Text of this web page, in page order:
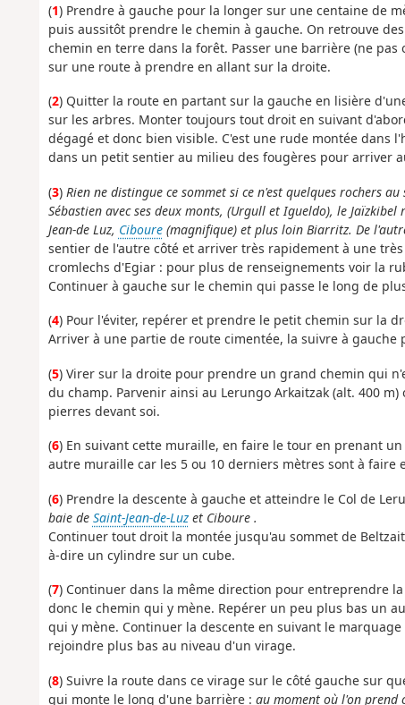
(1) Prendre à gauche pour la longer sur une centaine de
puis aussitôt prendre le chemin à gauche. On retrouve
chemin en terre dans la forêt. Passer une barrière (ne
sur une route à prendre en allant sur la droite.
(2) Quitter la route en partant sur la gauche en lisière
sur les arbres. Monter toujours tout droit en suivant
dégagé et donc bien visible. C'est une rude montée
dans un petit sentier au milieu des fougères pour arriver
(3) Rien ne distingue ce sommet si ce n'est quelques rochers
Sébastien avec ses deux monts, (Urgull et Igueldo), le
Jean-de Luz, Ciboure(magnifique) et plus loin Biarritz. De
sentier de l'autre côté et arriver très rapidement à une
cromlechs d'Egiar : pour plus de renseignements voir la
Continuer à gauche sur le chemin qui passe le long de
(4) Pour l'éviter, repérer et prendre le petit chemin sur la
Arriver à une partie de route cimentée, la suivre à
(5) Virer sur la droite pour prendre un grand chemin qui
du champ. Parvenir ainsi au Lerungo Arkaitzak (alt. 400
pierres devant soi.
(6) En suivant cette muraille, en faire le tour en prenant
autre muraille car les 5 ou 10 derniers mètres sont à faire
(6) Prendre la descente à gauche et atteindre le Col de
baie de Saint-Jean-de-Luzet Ciboure .
Continuer tout droit la montée jusqu'au sommet de
à-dire un cylindre sur un cube.
(7) Continuer dans la même direction pour entreprendre
donc le chemin qui y mène. Repérer un peu plus bas un
qui y mène. Continuer la descente en suivant le
rejoindre plus bas au niveau d'un virage.
(8) Suivre la route dans ce virage sur le côté gauche sur
qui monte le long d'une barrière : au moment où l'on prend